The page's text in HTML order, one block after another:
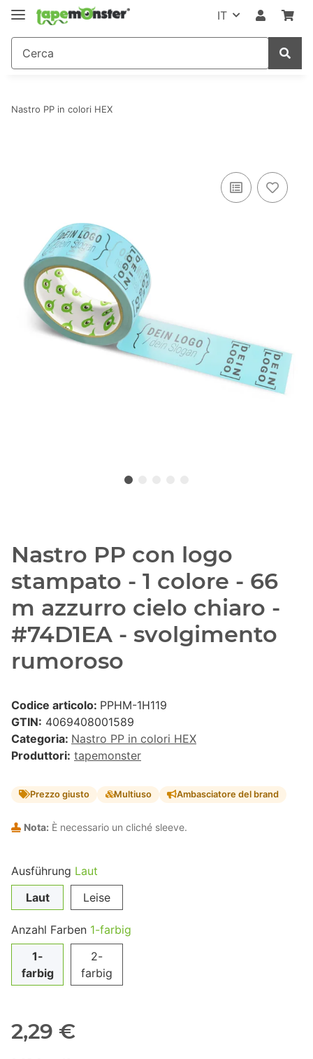
IT
Nastro PP in colori HEX
Nastro PP con logo
stampato - 1 colore - 66
m azzurro cielo chiaro -
#74D1EA - svolgimento
rumoroso
Codice articolo: PPHM-1H119
GTIN: 4069408001589
Categoria: Nastro PP in colori HEX
Produttori: tapemonster
Prezzo giusto Multiuso Ambasciatore del brand
Nota: È necessario un cliché sleeve.
Ausführung Laut
Laut
Leise
Anzahl Farben 1-farbig
1-
farbig
2-
farbig
2,29 €